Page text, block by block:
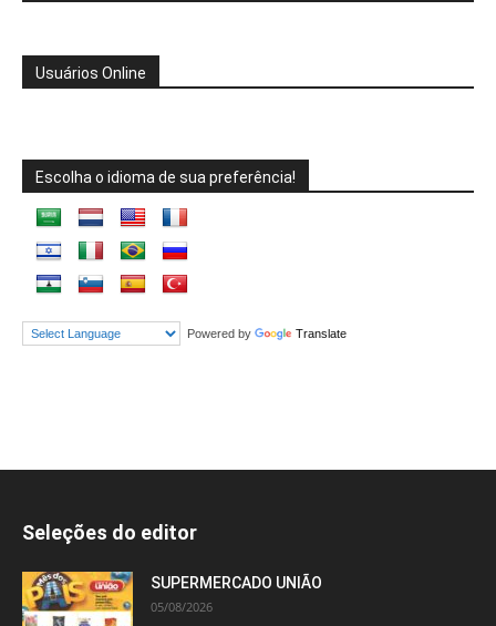
Usuários Online
Escolha o idioma de sua preferência!
Powered by Translate
Seleções do editor
SUPERMERCADO UNIÃO
05/08/2026